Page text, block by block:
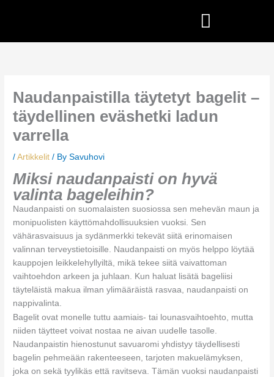
Naudanpaistilla täytetyt bagelit –
täydellinen eväshetki ladun
varrella
/Artikkelit / BySavuhovi
Miksi naudanpaisti on hyvä
valinta bageleihin?
Naudanpaisti on suomalaisten suosiossa sen mehevän maun ja
monipuolisten käyttömahdollisuuksien vuoksi. Sen
vähärasvaisuus ja sydänmerkki tekevät siitä erinomaisen
valinnan terveystietoisille. Naudanpaisti on myös helppo löytää
kauppojen leikkelehyllyiltä, mikä tekee siitä vaivattoman
vaihtoehdon arkeen ja juhlaan. Kun haluat lisätä bageliisi
täyteläistä makua ilman ylimääräistä rasvaa, naudanpaisti on
nappivalinta.
Bagelit ovat monelle tuttu aamiais- tai lounasvaihtoehto, mutta
niiden täytteet voivat nostaa ne aivan uudelle tasolle.
Naudanpaistin hienostunut savuaromi yhdistyy täydellisesti
bagelin pehmeään rakenteeseen, tarjoten makuelämyksen,
joka on sekä tyylikäs että ravitseva. Tämän vuoksi naudanpaisti